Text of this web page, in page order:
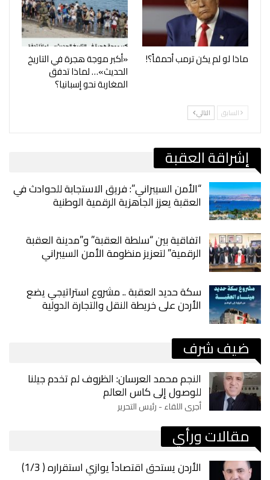
ماذا لو لم يكن ترمب أحمقاً؟! «أكبر موجة هجرة في التاريخ
الحديث»… لماذا تدفق
المغاربة نحو إسبانيا؟
السابق التالي
إشراقة العقبة
“الأمن السيبراني”: فريق الاستجابة للحوادث في
العقبة يعزز الجاهزية الرقمية الوطنية
اتفاقية بين “سلطة العقبة” و”مدينة العقبة
الرقمية” لتعزيز منظومة الأمن السيبراني
سكة حديد العقبة .. مشروع استراتيجي يضع
الأردن على خريطة النقل والتجارة الدولية
ضيف شرف
النجم محمد العرسان: الظروف لم تخدم جيلنا
للوصول إلى كاس العالم
أجرى اللقاء - رئيس التحرير
مقالات ورأي
الأردن يستحق اقتصاداً يوازي استقراره ( 1/3)